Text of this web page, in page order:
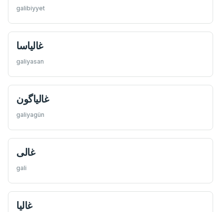
galibiyyet
غالياسا
galiyasan
غاليا‌گون
galiyagün
غالی
gali
غالیا